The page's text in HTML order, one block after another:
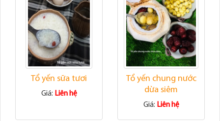
Tổ yến sữa tươi
Giá: Liên hệ
Tổ yến chung nước
dừa siêm
Giá: Liên hệ